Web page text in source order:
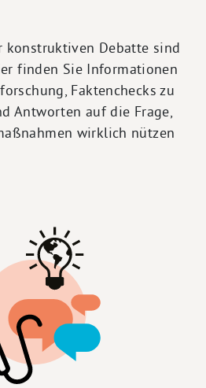
konstruktiven Debatte sind
finden Sie Informationen
Faktenchecks zu
Antworten auf die Frage,
wirklich nützen